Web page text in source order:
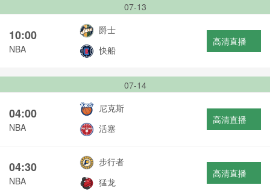
07-13
10:00
NBA
爵士
快船
高清直播
07-14
04:00
NBA
尼克斯
活塞
高清直播
04:30
NBA
步行者
猛龙
高清直播